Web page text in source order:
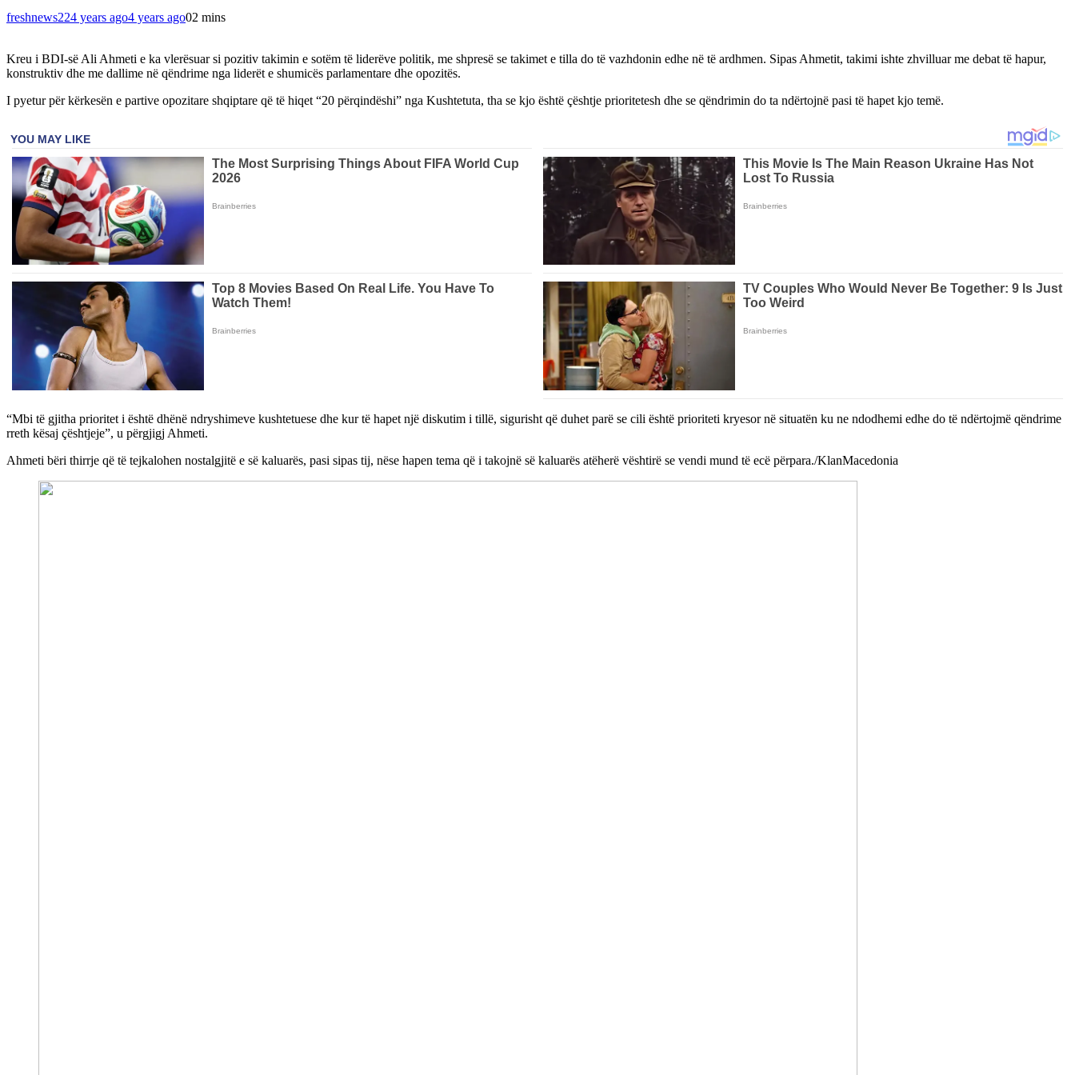
freshnews224 years ago4 years ago02 mins
Kreu i BDI-së Ali Ahmeti e ka vlerësuar si pozitiv takimin e sotëm të liderëve politik, me shpresë se takimet e tilla do të vazhdonin edhe në të ardhmen. Sipas Ahmetit, takimi ishte zhvilluar me debat të hapur,
konstruktiv dhe me dallime në qëndrime nga liderët e shumicës parlamentare dhe opozitës.
I pyetur për kërkesën e partive opozitare shqiptare që të hiqet “20 përqindëshi” nga Kushtetuta, tha se kjo është çështje prioritetesh dhe se qëndrimin do ta ndërtojnë pasi të hapet kjo temë.
“Mbi të gjitha prioritet i është dhënë ndryshimeve kushtetuese dhe kur të hapet një diskutim i tillë, sigurisht që duhet parë se cili është prioriteti kryesor në situatën ku ne ndodhemi edhe do të ndërtojmë qëndrime
rreth kësaj çështjeje”, u përgjigj Ahmeti.
Ahmeti bëri thirrje që të tejkalohen nostalgjitë e së kaluarës, pasi sipas tij, nëse hapen tema që i takojnë së kaluarës atëherë vështirë se vendi mund të ecë përpara./KlanMacedonia